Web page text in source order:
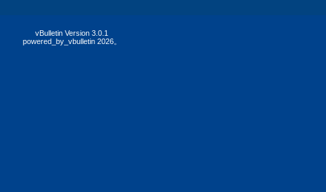
vBulletin Version 3.0.1
powered_by_vbulletin 2026。